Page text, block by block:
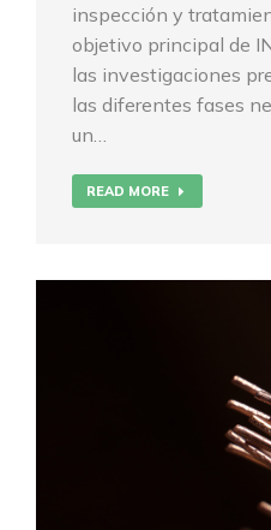
inspección y
objetivo principal de
las investigaciones
las diferentes fases
un…
READ MORE